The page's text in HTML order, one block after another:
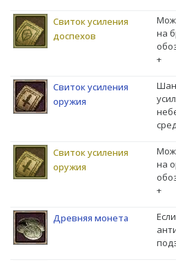
Свиток усиления
доспехов
на
+
Свиток усиления
оружия
Свиток усиления
оружия
на
+
Древняя монета